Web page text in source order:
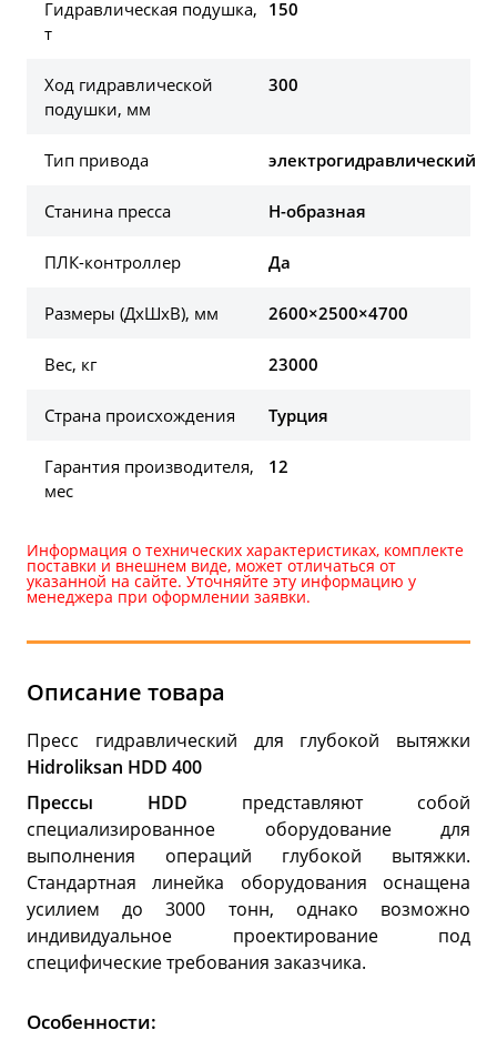
Гидравлическая подушка,
т
150
Ход гидравлической
подушки, мм
300
Тип привода электрогидравлический
Станина пресса H-образная
ПЛК-контроллер Да
Размеры (ДхШхВ), мм 2600×2500×4700
Вес, кг 23000
Страна происхождения Турция
Гарантия производителя,
мес
12
Информация о технических характеристиках, комплекте
поставки и внешнем виде, может отличаться от
указанной на сайте. Уточняйте эту информацию у
менеджера при оформлении заявки.
Описание товара
Пресс гидравлический для глубокой вытяжки
Hidroliksan HDD 400
Прессы HDD представляют собой
специализированное оборудование для
выполнения операций глубокой вытяжки.
Стандартная линейка оборудования оснащена
усилием до 3000 тонн, однако возможно
индивидуальное проектирование под
специфические требования заказчика.
Особенности: